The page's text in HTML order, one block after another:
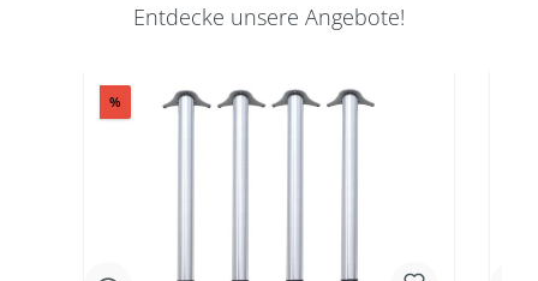
Entdecke unsere Angebote!
%Rabatt